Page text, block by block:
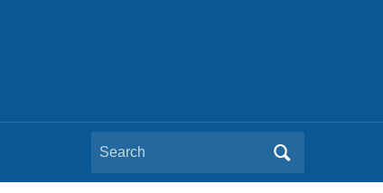
Search
for: